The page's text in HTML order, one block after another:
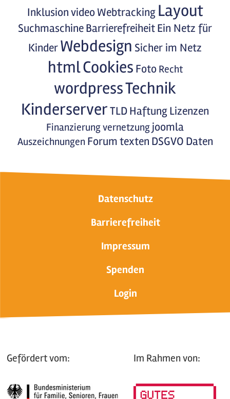
Inklusionvideo Webtracking Layout
SuchmaschineBarrierefreiheitEin Netz für
KinderWebdesign Sicher im Netz
htmlCookies Foto Recht
wordpressTechnik
KinderserverTLDHaftungLizenzen
Finanzierungvernetzung joomla
Auszeichnungen Forumtexten DSGVO Daten
Datenschutz
Barrierefreiheit
Impressum
Spenden
Login
Gefördert vom: Im Rahmen von: